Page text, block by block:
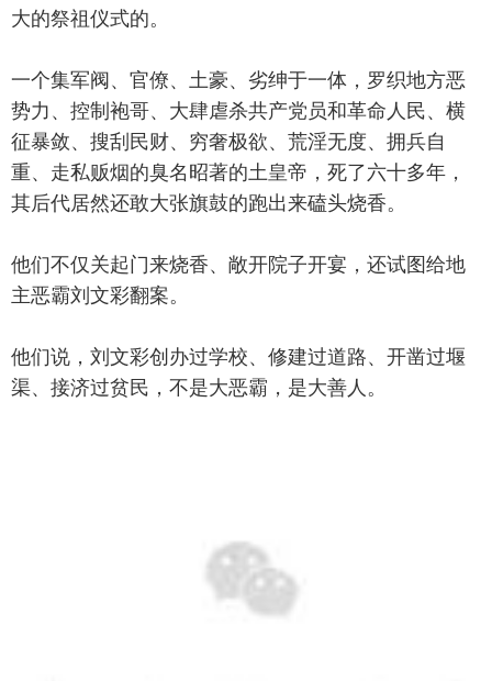
大的祭祖仪式的。
一个集军阀、官僚、土豪、劣绅于一体，罗织地方恶
势力、控制袍哥、大肆虐杀共产党员和革命人民、横
征暴敛、搜刮民财、穷奢极欲、荒淫无度、拥兵自
重、走私贩烟的臭名昭著的土皇帝，死了六十多年，
其后代居然还敢大张旗鼓的跑出来磕头烧香。
他们不仅关起门来烧香、敞开院子开宴，还试图给地
主恶霸刘文彩翻案。
他们说，刘文彩创办过学校、修建过道路、开凿过堰
渠、接济过贫民，不是大恶霸，是大善人。